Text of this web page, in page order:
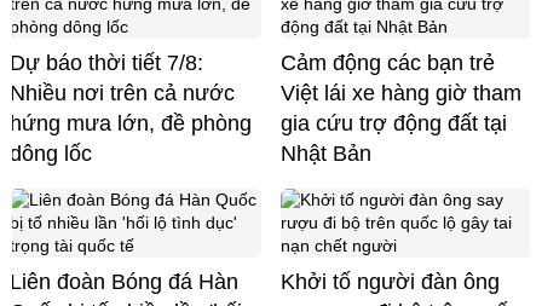
Dự báo thời tiết 7/8:
Nhiều nơi trên cả nước
hứng mưa lớn, đề phòng
dông lốc
Cảm động các bạn trẻ
Việt lái xe hàng giờ tham
gia cứu trợ động đất tại
Nhật Bản
Liên đoàn Bóng đá Hàn
Khởi tố người đàn ông